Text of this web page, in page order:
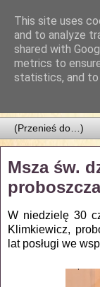
PARAFIA
Msza św.
W niedzielę 30
Klimkiewicz,
lat posługi we
This site uses
and to analyze
shared with
metrics to
statistics, and to